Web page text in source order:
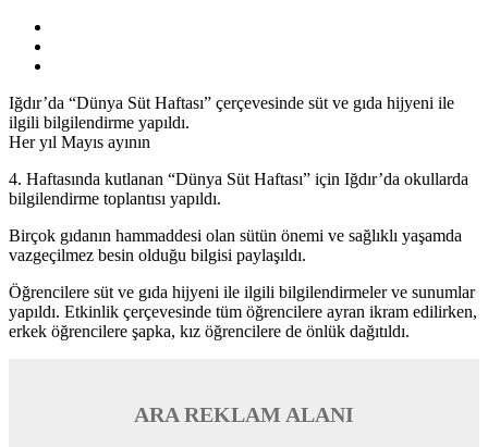
Iğdır’da “Dünya Süt Haftası” çerçevesinde süt ve gıda hijyeni ile
ilgili bilgilendirme yapıldı.
Her yıl Mayıs ayının
4. Haftasında kutlanan “Dünya Süt Haftası” için Iğdır’da okullarda
bilgilendirme toplantısı yapıldı.
Birçok gıdanın hammaddesi olan sütün önemi ve sağlıklı yaşamda
vazgeçilmez besin olduğu bilgisi paylaşıldı.
Öğrencilere süt ve gıda hijyeni ile ilgili bilgilendirmeler ve sunumlar
yapıldı. Etkinlik çerçevesinde tüm öğrencilere ayran ikram edilirken,
erkek öğrencilere şapka, kız öğrencilere de önlük dağıtıldı.
ARA REKLAM ALANI